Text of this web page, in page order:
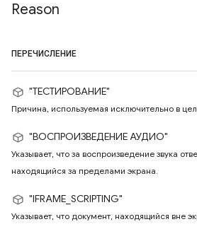
Reason
ПЕРЕЧИСЛЕНИЕ
"ТЕСТИРОВАНИЕ"
Причина, используемая исключительно в
"ВОСПРОИЗВЕДЕНИЕ АУДИО"
Указывает, что за воспроизведение звука
находящийся за пределами экрана.
"IFRAME_SCRIPTING"
Указывает, что документ, находящийся вне